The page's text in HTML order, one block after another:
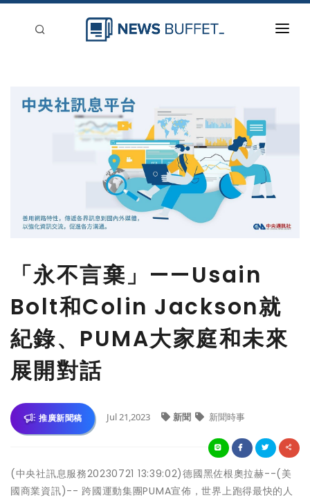
「永不言棄」——Usain
Bolt和Colin Jackson就
紀錄、PUMA大家庭和未來
展開對話
推廣新聞稿 Jul 21,2023 新聞 新聞時事
(中央社訊息服務20230721 13:39:02)德國黑佐根奧拉赫--(美
國商業資訊)-- 跨國運動集團PUMA宣佈，世界上跑得最快的人